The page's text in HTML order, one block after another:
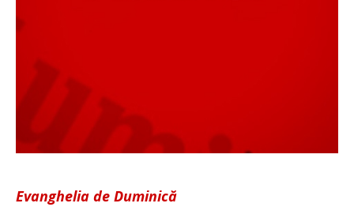
Evanghelia de Duminică